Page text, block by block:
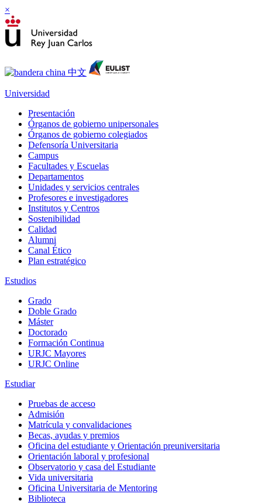
×
Universidad
Presentación
Órganos de gobierno unipersonales
Órganos de gobierno colegiados
Defensoría Universitaria
Campus
Facultades y Escuelas
Departamentos
Unidades y servicios centrales
Profesores e investigadores
Institutos y Centros
Sostenibilidad
Calidad
Alumni
Canal Ético
Plan estratégico
Estudios
Grado
Doble Grado
Máster
Doctorado
Formación Continua
URJC Mayores
URJC Online
Estudiar
Pruebas de acceso
Admisión
Matrícula y convalidaciones
Becas, ayudas y premios
Oficina del estudiante y Orientación preuniversitaria
Orientación laboral y profesional
Observatorio y casa del Estudiante
Vida universitaria
Oficina Universitaria de Mentoring
Biblioteca